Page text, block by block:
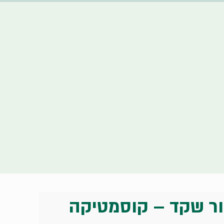
שקד – קוסמטיקה